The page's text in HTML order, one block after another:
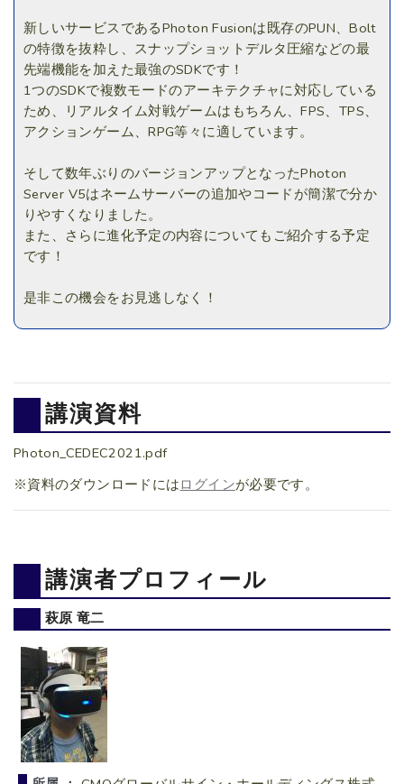
新しいサービスであるPhoton Fusionは既存のPUN、Bolt
の特徴を抜粋し、スナップショットデルタ圧縮などの最
先端機能を加えた最強のSDKです！
1つのSDKで複数モードのアーキテクチャに対応している
ため、リアルタイム対戦ゲームはもちろん、FPS、TPS、
アクションゲーム、RPG等々に適しています。
そして数年ぶりのバージョンアップとなったPhoton
Server V5はネームサーバーの追加やコードが簡潔で分か
りやすくなりました。
また、さらに進化予定の内容についてもご紹介する予定
です！
是非この機会をお見逃しなく！
講演資料
Photon_CEDEC2021.pdf
※資料のダウンロードには ログインが必要です。
講演者プロフィール
萩原 竜二